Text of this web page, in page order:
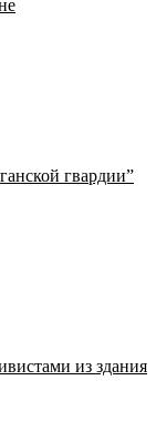
гвардии”
из здания